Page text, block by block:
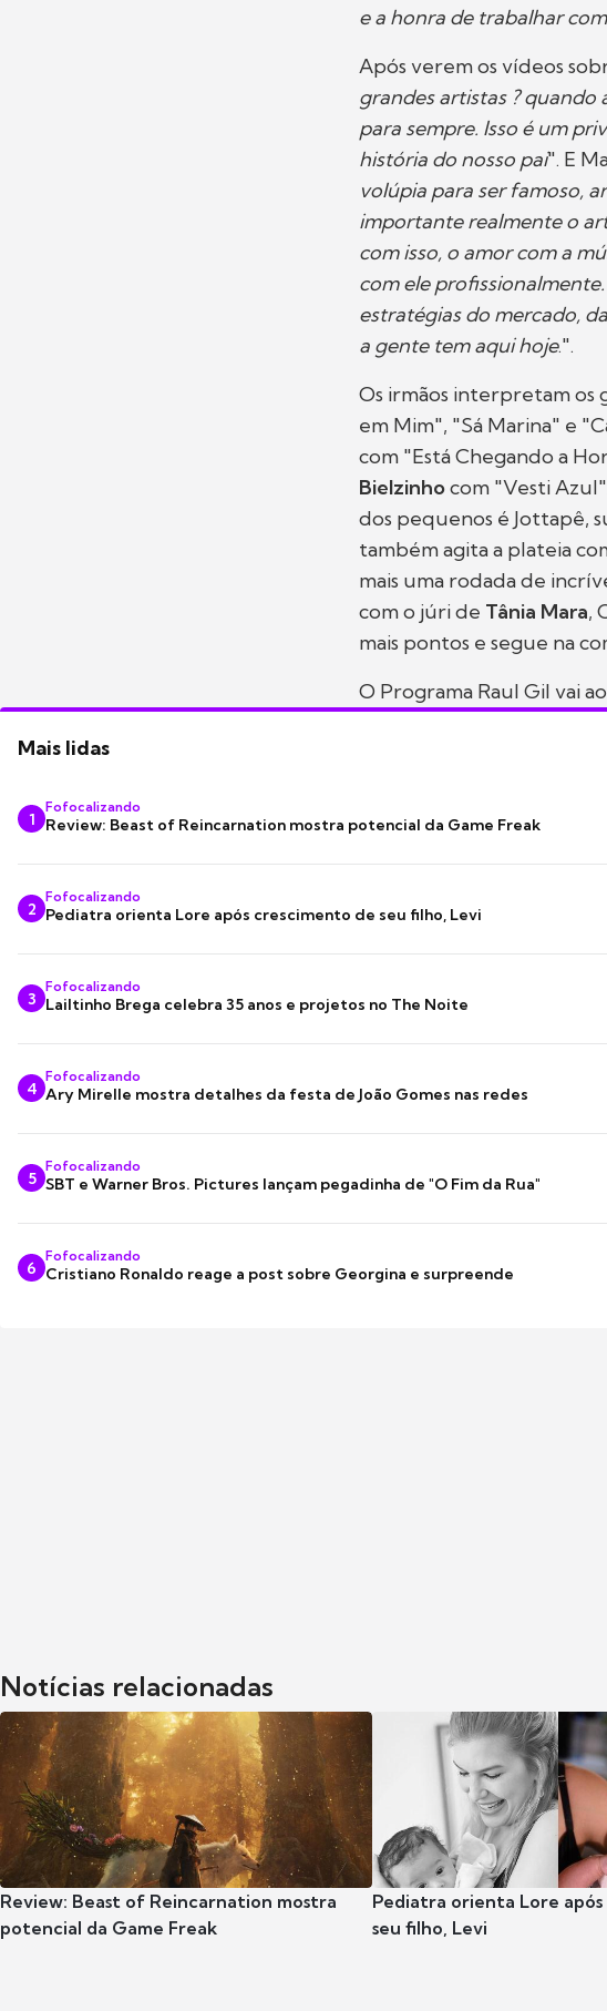
e a honra de trabalhar
Após verem os vídeos
grandes artistas ? quando
para sempre. Isso é um
história do nosso pai". E
volúpia para ser famoso,
importante realmente o
com isso, o amor com a
com ele
estratégias do mercado,
a gente tem aqui hoje.".
Os irmãos interpretam os
em Mim", "Sá Marina" e
com "Está Chegando a
Bielzinhocom "Vesti
dos pequenos é Jottapê,
também agita a plateia
mais uma rodada de
com o júri de Tânia Mara,
mais pontos e segue na
O Programa Raul Gil vai
Mais lidas
1
Fofocalizando
Review: Beast of Reincarnation mostra potencial da Game Freak
2
Fofocalizando
Pediatra orienta Lore após crescimento de seu filho, Levi
3
Fofocalizando
Lailtinho Brega celebra 35 anos e projetos no The Noite
4
Fofocalizando
Ary Mirelle mostra detalhes da festa de João Gomes nas redes
5
Fofocalizando
SBT e Warner Bros. Pictures lançam pegadinha de "O Fim da Rua"
6
Fofocalizando
Cristiano Ronaldo reage a post sobre Georgina e surpreende
Notícias relacionadas
Review: Beast of Reincarnation mostra
potencial da Game Freak
Pediatra orienta Lore
seu filho, Levi